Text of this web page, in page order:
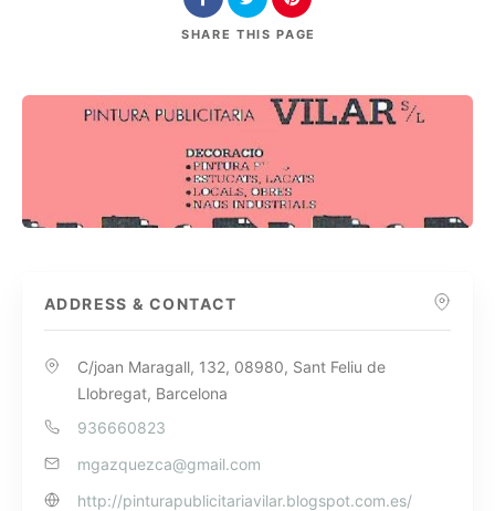
SHARE THIS PAGE
ADDRESS & CONTACT
C/joan Maragall, 132, 08980, Sant Feliu de
Llobregat, Barcelona
936660823
mgazquezca@gmail.com
http://pinturapublicitariavilar.blogspot.com.es/